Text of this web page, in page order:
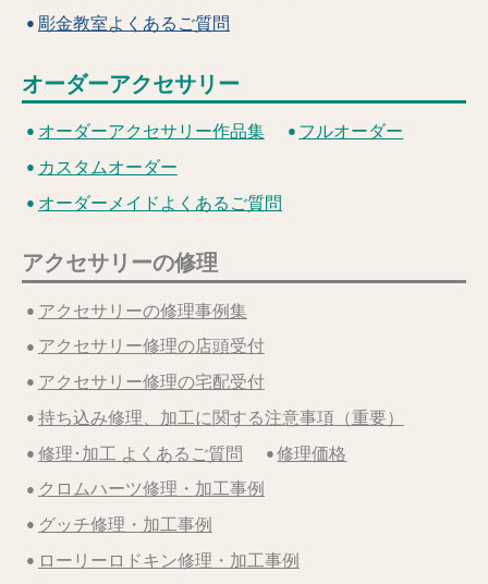
彫金教室よくあるご質問
オーダーアクセサリー
オーダーアクセサリー作品集
フルオーダー
カスタムオーダー
オーダーメイドよくあるご質問
アクセサリーの修理
アクセサリーの修理事例集
アクセサリー修理の店頭受付
アクセサリー修理の宅配受付
持ち込み修理、加工に関する注意事項（重要）
修理･加工 よくあるご質問
修理価格
クロムハーツ修理・加工事例
グッチ修理・加工事例
ローリーロドキン修理・加工事例